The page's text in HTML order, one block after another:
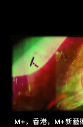
M+，香港，M+新
进一步筛